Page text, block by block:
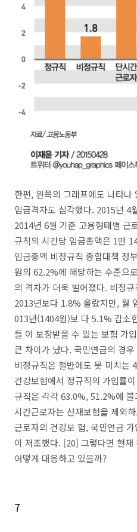
한편, 왼쪽의 그래프에도 나타나
임금격차도 심각했다. 2015년 4
2014년 6월 기준 고용형태별 근
규직의 시간당 임금총액은 1만
임금총액 비정규직 종합대책 정
원의 62.2%에 해당하는 수준으
의 격차가 더욱 벌어졌다. 비정
2013년보다 1.8% 올랐지만, 월
013년(1404원)보 다 5.1% 감소
들 이 보장받을 수 있는 보험 가
큰 차이가 났다. 국민연금의 경
비정규직은 절반에도 못 미치는
건강보험에서 정규직의 가입률
규직은 각각 63.0%, 51.2%에
시간근로자는 산재보험을 제외
근로자의 건강보 험, 국민연금
이 저조했다. [20] 그렇다면 현
어떻게 대응하고 있을까?
7